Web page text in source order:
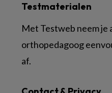
Testmaterialen
Met Testweb neem je
orthopedagoog
af.